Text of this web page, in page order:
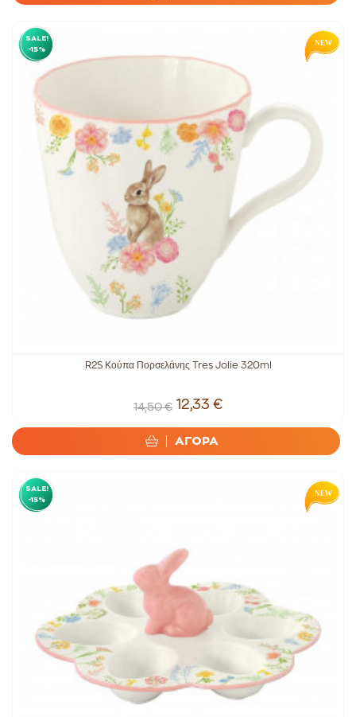
SALE!
-15%
R2S Κούπα Πορσελάνης Tres Jolie 320ml
14,50 € 12,33 €
ΑΓΟΡΑ
SALE!
-15%